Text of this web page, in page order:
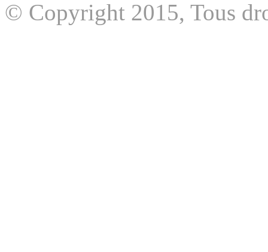
© Copyright 2015, Tous